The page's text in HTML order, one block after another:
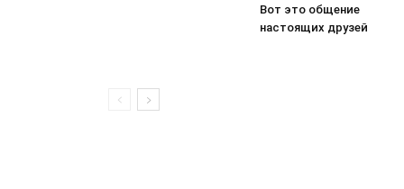
Вот это общение
настоящих друзей